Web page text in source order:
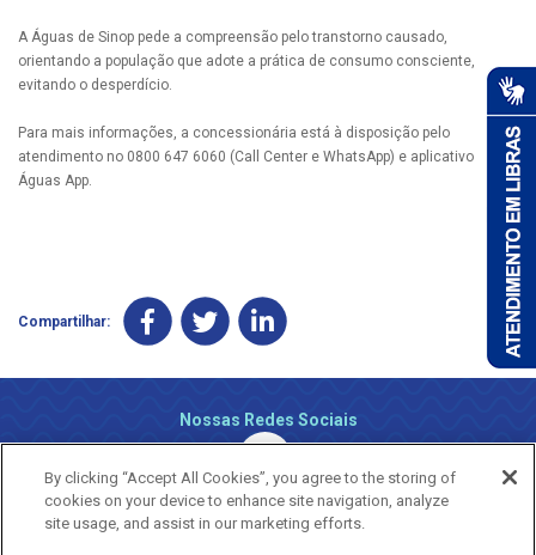
A Águas de Sinop pede a compreensão pelo transtorno causado,
orientando a população que adote a prática de consumo consciente,
evitando o desperdício.
Para mais informações, a concessionária está à disposição pelo
atendimento no 0800 647 6060 (Call Center e WhatsApp) e aplicativo
Águas App.
Compartilhar:
Nossas Redes Sociais
By clicking “Accept All Cookies”, you agree to the storing of
cookies on your device to enhance site navigation, analyze
site usage, and assist in our marketing efforts.